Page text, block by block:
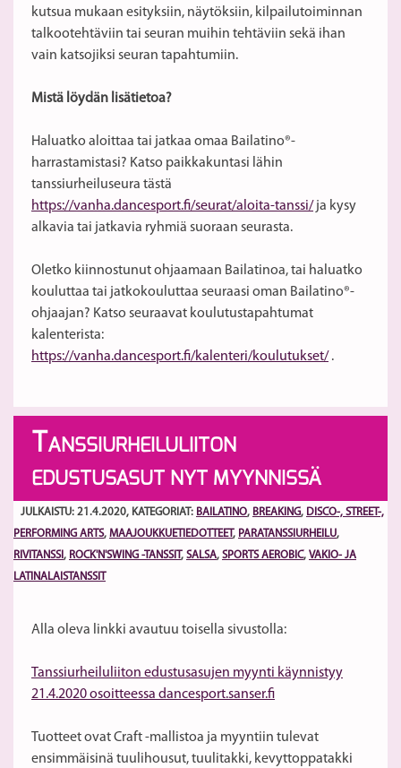
kutsua mukaan esityksiin, näytöksiin, kilpailutoiminnan
talkootehtäviin tai seuran muihin tehtäviin sekä ihan
vain katsojiksi seuran tapahtumiin.
Mistä löydän lisätietoa?
Haluatko aloittaa tai jatkaa omaa Bailatino®-
harrastamistasi? Katso paikkakuntasi lähin
tanssiurheiluseura tästä
https://vanha.dancesport.fi/seurat/aloita-tanssi/ ja kysy
alkavia tai jatkavia ryhmiä suoraan seurasta.
Oletko kiinnostunut ohjaamaan Bailatinoa, tai haluatko
kouluttaa tai jatkokouluttaa seuraasi oman Bailatino®-
ohjaajan? Katso seuraavat koulutustapahtumat
kalenterista:
https://vanha.dancesport.fi/kalenteri/koulutukset/ .
TANSSIURHEILULIITON
EDUSTUSASUT NYT MYYNNISSÄ
JULKAISTU: 21.4.2020, KATEGORIAT: BAILATINO, BREAKING, DISCO-, STREET-,
PERFORMING ARTS, MAAJOUKKUETIEDOTTEET , PARATANSSIURHEILU,
RIVITANSSI, ROCK'N'SWING -TANSSIT , SALSA, SPORTS AEROBIC, VAKIO- JA
LATINALAISTANSSIT
Alla oleva linkki avautuu toisella sivustolla:
Tanssiurheiluliiton edustusasujen myynti käynnistyy
21.4.2020 osoitteessa dancesport.sanser.fi
Tuotteet ovat Craft -mallistoa ja myyntiin tulevat
ensimmäisinä tuulihousut, tuulitakki, kevyttoppatakki